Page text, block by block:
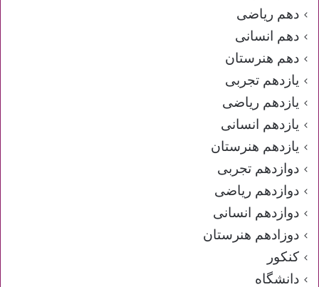
دهم ریاضی
دهم انسانی
دهم هنرستان
یازدهم تجربی
یازدهم ریاضی
یازدهم انسانی
یازدهم هنرستان
دوازدهم تجربی
دوازدهم ریاضی
دوازدهم انسانی
دوزادهم هنرستان
کنکور
دانشگاه